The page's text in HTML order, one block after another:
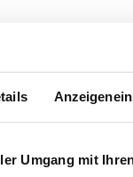
Umgang mit